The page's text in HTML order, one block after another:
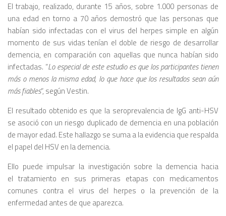
El trabajo, realizado, durante 15 años, sobre 1.000 personas de
una edad en torno a 70 años demostró que las personas que
habían sido infectadas con el virus del herpes simple en algún
momento de sus vidas tenían el doble de riesgo de desarrollar
demencia, en comparación con aquellas que nunca habían sido
infectadas. “Lo especial de este estudio es que los participantes tienen
más o menos la misma edad, lo que hace que los resultados sean aún
más fiables“, según Vestin.
El resultado obtenido es que la seroprevalencia de IgG anti-HSV
se asoció con un riesgo duplicado de demencia en una población
de mayor edad. Este hallazgo se suma a la evidencia que respalda
el papel del HSV en la demencia.
Ello puede impulsar la investigación sobre la demencia hacia
el tratamiento en sus primeras etapas con medicamentos
comunes contra el virus del herpes o la prevención de la
enfermedad antes de que aparezca.